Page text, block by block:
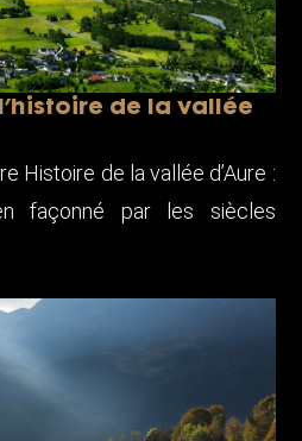
de la vallée
Histoire de la vallée d’Aure :
façonné par les siècles